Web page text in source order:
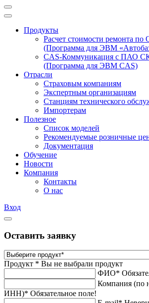
Продукты
Расчет стоимости ремонта
(Программа для ЭВМ
CAS-Коммуникация с ПАО СК
(Программа для ЭВМ CAS)
Отрасли
Страховым компаниям
Экспертным организациям
Станциям технического
Импортерам
Полезное
Список моделей
Рекомендуемые розничные
Документация
Обучение
Новости
Компания
Контакты
О нас
Вход
Оставить заявку
Продукт * Вы не выбрали продукт
ФИО*
Компания (по
ИНН)* Обязательное поле!